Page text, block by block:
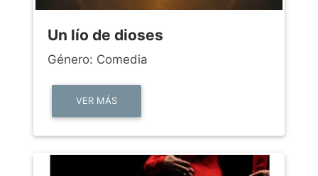
Un lío de dioses
Género: Comedia
VER MÁS